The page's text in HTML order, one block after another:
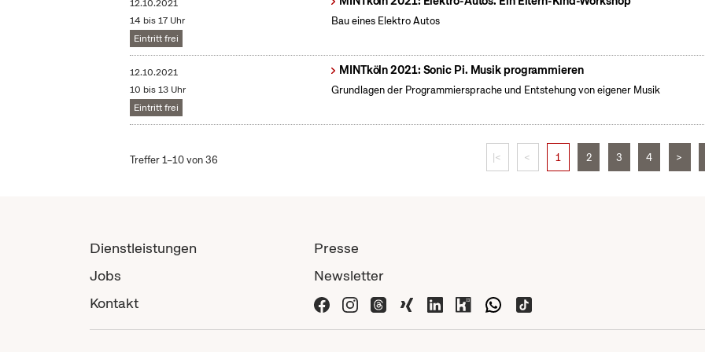
12.10.2021
14 bis 17 Uhr
Eintritt frei
Bau eines Elektro Autos
12.10.2021
10 bis 13 Uhr
Eintritt frei
MINTköln 2021: Sonic Pi. Musik programmieren
Grundlagen der Programmiersprache und Entstehung von eigener Musik
Treffer 1–10 von 36 |< < 1 2 3 4 >
Dienstleistungen
Jobs
Kontakt
Presse
Newsletter